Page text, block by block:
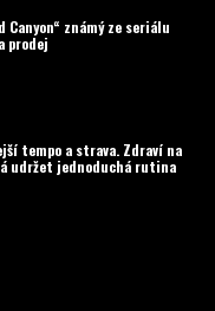
Canyon“ známý ze seriálu
prodej
tempo a strava. Zdraví na
udržet jednoduchá rutina